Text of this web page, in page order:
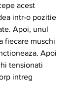
acest
intr-o pozitie
Apoi, unul
fiecare muschi
Apoi
tensionati
intreg